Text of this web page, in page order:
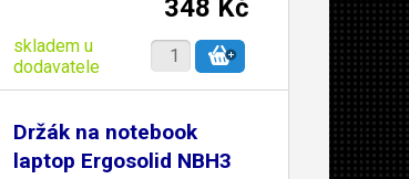
348 Kč
skladem u
dodavatele
Držák na notebook
laptop Ergosolid NBH3